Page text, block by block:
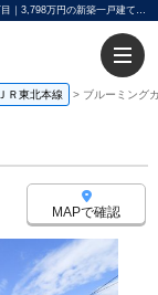
ブルーミングガーデン宇都宮市五代2丁目 3号棟 栃木県宇都宮市五代2丁目｜3,798万円の新築一戸建て｜宇都宮不動産小山城南店
ＪＲ東北本線 > ブルーミング
MAPで確認